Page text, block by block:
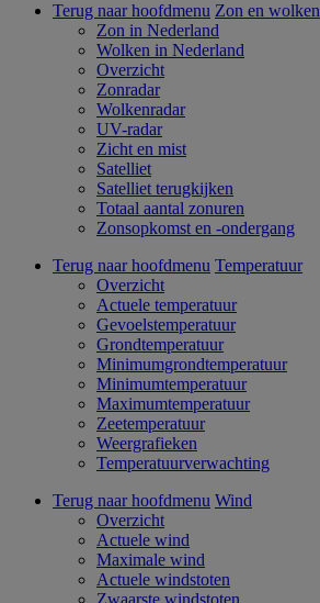
Terug naar hoofdmenu Zon en wolken
Zon in Nederland
Wolken in Nederland
Overzicht
Zonradar
Wolkenradar
UV-radar
Zicht en mist
Satelliet
Satelliet terugkijken
Totaal aantal zonuren
Zonsopkomst en -ondergang
Terug naar hoofdmenu Temperatuur
Overzicht
Actuele temperatuur
Gevoelstemperatuur
Grondtemperatuur
Minimumgrondtemperatuur
Minimumtemperatuur
Maximumtemperatuur
Zeetemperatuur
Weergrafieken
Temperatuurverwachting
Terug naar hoofdmenu Wind
Overzicht
Actuele wind
Maximale wind
Actuele windstoten
Zwaarste windstoten